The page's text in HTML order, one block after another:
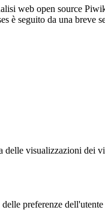
web open source
è seguito da una
delle visualizzazioni dei
preferenze